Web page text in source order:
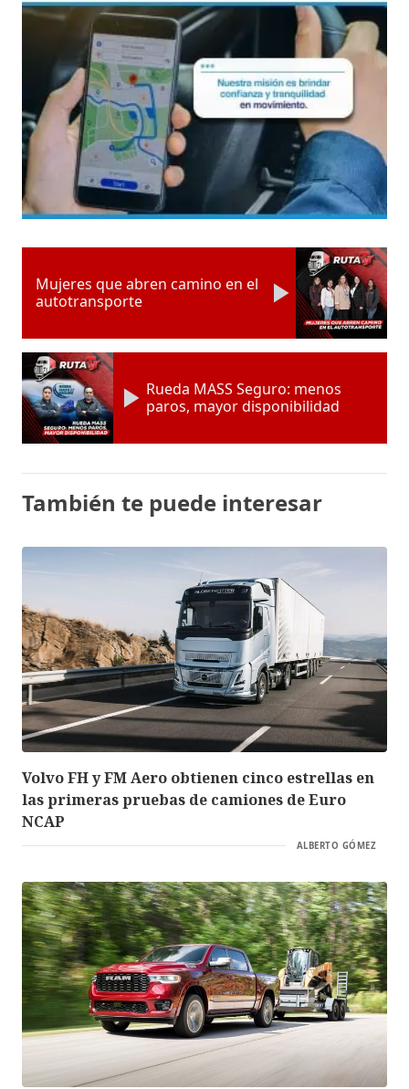
Mujeres que abren camino en el
autotransporte
Rueda MASS Seguro: menos
paros, mayor disponibilidad
También te puede interesar
Volvo FH y FM Aero obtienen cinco estrellas en
las primeras pruebas de camiones de Euro
NCAP
ALBERTO GÓMEZ